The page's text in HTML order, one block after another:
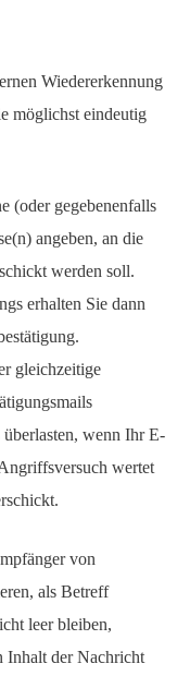
Wiedererkennung
möglichst eindeutig
(oder gegebenenfalls
angeben, an die
werden soll.
erhalten Sie dann
gleichzeitige
wenn Ihr E-
wertet
von
als Betreff
leer bleiben,
Inhalt der Nachricht